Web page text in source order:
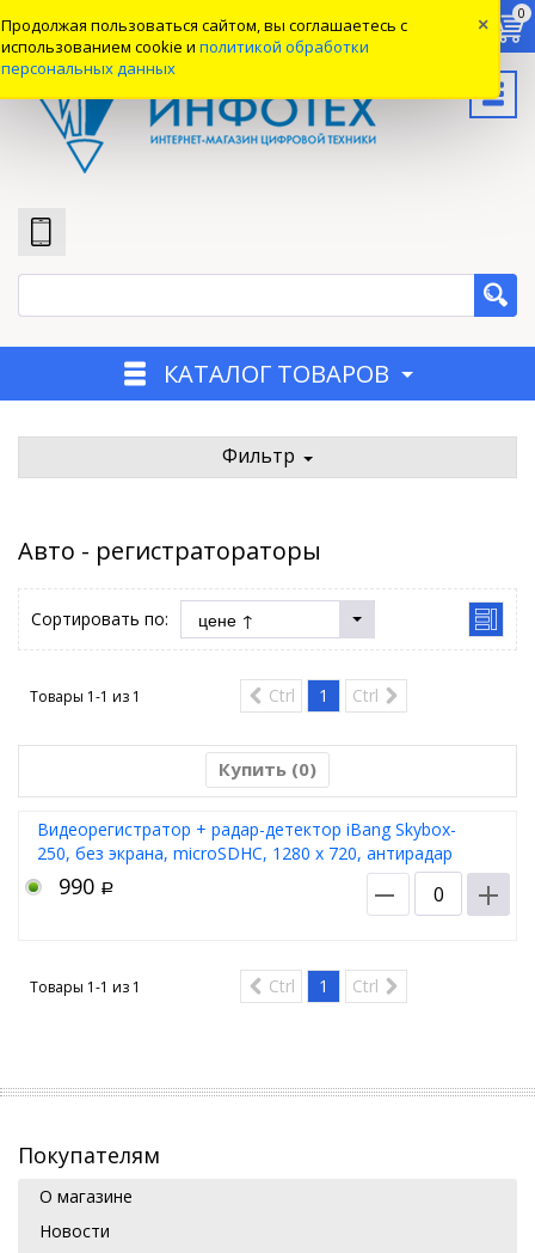
Продолжая пользоваться сайтом, вы соглашаетесь с
использованием cookie и политикой обработки
персональных данных
×
Вход
0
КАТАЛОГ ТОВАРОВ
Фильтр
Авто - регистратораторы
Сортировать по:
Товары 1-1 из 1 Ctrl 1 Ctrl
Купить (0)
Видеорегистратор + радар-детектор iBang Skybox-
250, без экрана, microSDHC, 1280 x 720, антирадар
990 Р
Товары 1-1 из 1 Ctrl 1 Ctrl
Покупателям
О магазине
Новости